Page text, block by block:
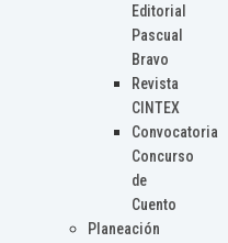
Editorial
Pascual
Bravo
Revista
CINTEX
Convocatoria
Concurso
de
Cuento
Planeación